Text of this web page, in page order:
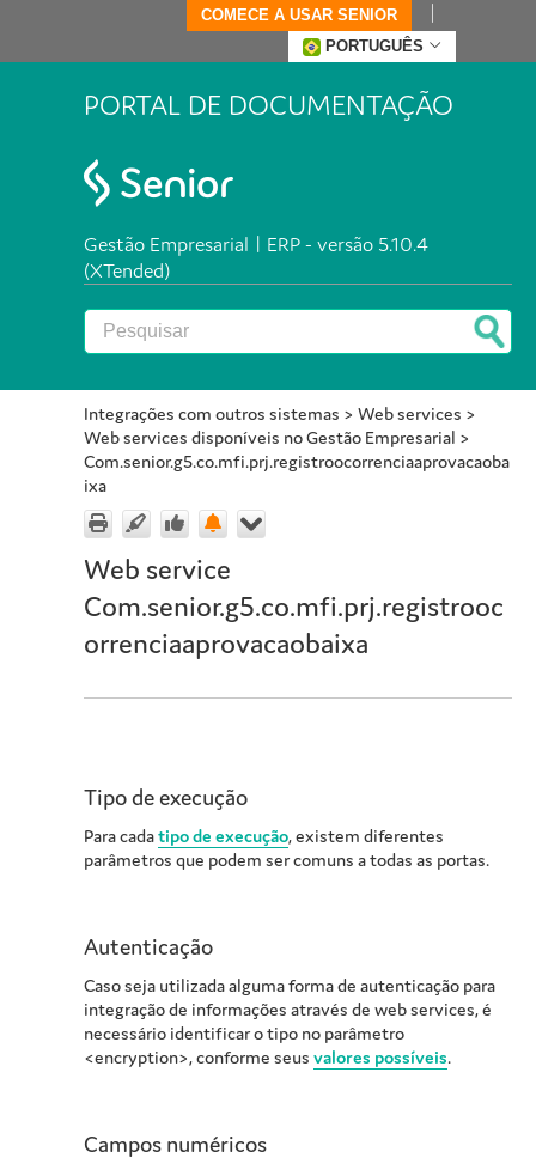
COMECE A USAR SENIOR
PORTUGUÊS
PORTAL DE DOCUMENTAÇÃO
Gestão Empresarial | ERP - versão 5.10.4
(XTended)
Integrações com outros sistemas > Web services >
Web services disponíveis no Gestão Empresarial >
Com.senior.g5.co.mfi.prj.registroocorrenciaaprovacaoba
ixa
Web service
Com.senior.g5.co.mfi.prj.registrooc
orrenciaaprovacaobaixa
Tipo de execução
Para cadatipo de execução, existem diferentes
parâmetros que podem ser comuns a todas as portas.
Autenticação
Caso seja utilizada alguma forma de autenticação para
integração de informações através de web services, é
necessário identificar o tipo no parâmetro
<encryption>, conforme seus valores possíveis.
Campos numéricos